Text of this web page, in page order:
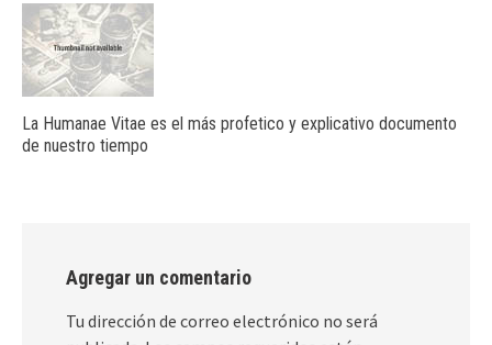
La Humanae Vitae es el más profetico y explicativo documento
de nuestro tiempo
Agregar un comentario
Tu dirección de correo electrónico no será